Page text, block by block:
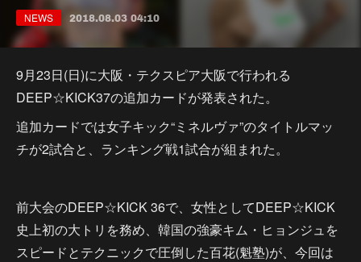
NEWS 2018.08.03 04:10
9月23日(日)に大阪・テクスピア大阪で行われる
DEEP☆KICK37の追加カードが発表された。
追加カードでは女子キック“ミネルヴァ”のタイトルマッ
チが2試合と、ランキング戦1試合が組まれた。
前大会のDEEP☆KICK 36で、女性としてDEEP☆KICK
史上初の大トリを務め、韓国の強豪キム・ヒョンジュを
スピードとテクニックで圧倒した百花(魁塾)が、今回は